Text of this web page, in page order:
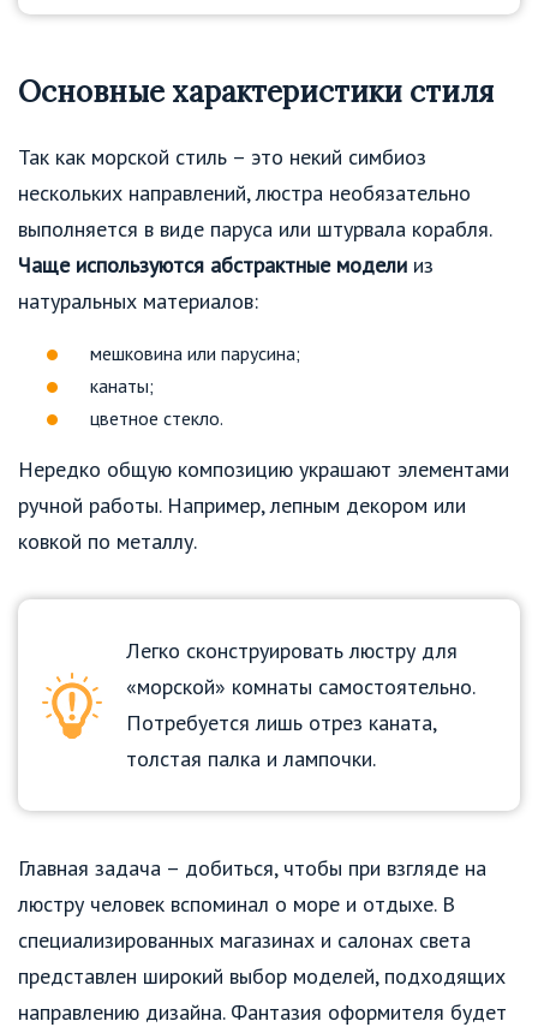
Основные характеристики стиля
Так как морской стиль – это некий симбиоз
нескольких направлений, люстра необязательно
выполняется в виде паруса или штурвала корабля.
Чаще используются абстрактные модели из
натуральных материалов:
мешковина или парусина;
канаты;
цветное стекло.
Нередко общую композицию украшают элементами
ручной работы. Например, лепным декором или
ковкой по металлу.
Легко сконструировать люстру для
«морской» комнаты самостоятельно.
Потребуется лишь отрез каната,
толстая палка и лампочки.
Главная задача – добиться, чтобы при взгляде на
люстру человек вспоминал о море и отдыхе. В
специализированных магазинах и салонах света
представлен широкий выбор моделей, подходящих
направлению дизайна. Фантазия оформителя будет